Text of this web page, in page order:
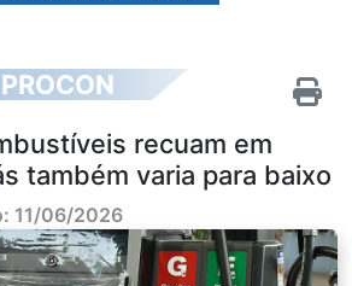
recuam em
também varia para baixo
11/06/2026